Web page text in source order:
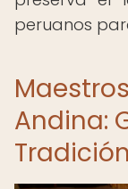
peruanos
Andina:
Tradición